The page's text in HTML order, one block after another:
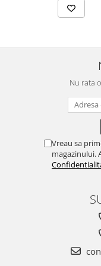
Nu rata
Vreau sa
magazinului.